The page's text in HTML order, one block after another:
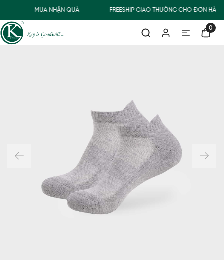
MUA NHẬN QUÀ FREESHIP GIAO THƯỜNG CHO ĐƠN
0